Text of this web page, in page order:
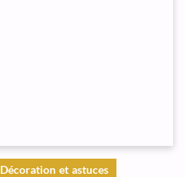
Décoration et astuces